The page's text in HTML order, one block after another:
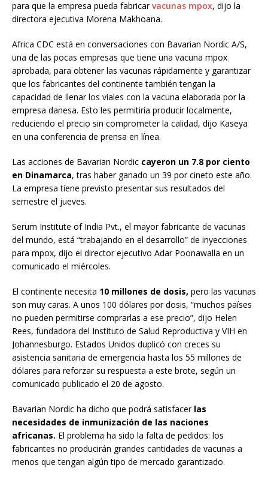
para que la empresa pueda fabricarvacunas mpox, dijo la
directora ejecutiva Morena Makhoana.
Africa CDC está en conversaciones con Bavarian Nordic A/S,
una de las pocas empresas que tiene una vacuna mpox
aprobada, para obtener las vacunas rápidamente y garantizar
que los fabricantes del continente también tengan la
capacidad de llenar los viales con la vacuna elaborada por la
empresa danesa. Esto les permitiría producir localmente,
reduciendo el precio sin comprometer la calidad, dijo Kaseya
en una conferencia de prensa en línea.
Las acciones de Bavarian Nordic cayeron un 7.8 por ciento
en Dinamarca, tras haber ganado un 39 por cineto este año.
La empresa tiene previsto presentar sus resultados del
semestre el jueves.
Serum Institute of India Pvt., el mayor fabricante de vacunas
del mundo, está “trabajando en el desarrollo” de inyecciones
para mpox, dijo el director ejecutivo Adar Poonawalla en un
comunicado el miércoles.
El continente necesita 10 millones de dosis, pero las vacunas
son muy caras. A unos 100 dólares por dosis, “muchos países
no pueden permitirse comprarlas a ese precio”, dijo Helen
Rees, fundadora del Instituto de Salud Reproductiva y VIH en
Johannesburgo. Estados Unidos duplicó con creces su
asistencia sanitaria de emergencia hasta los 55 millones de
dólares para reforzar su respuesta a este brote, según un
comunicado publicado el 20 de agosto.
Bavarian Nordic ha dicho que podrá satisfacer las
necesidades de inmunización de las naciones
africanas. El problema ha sido la falta de pedidos: los
fabricantes no producirán grandes cantidades de vacunas a
menos que tengan algún tipo de mercado garantizado.